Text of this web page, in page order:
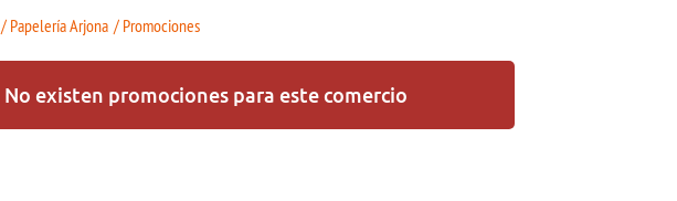
/ Papelería Arjona / Promociones
No existen promociones para este comercio